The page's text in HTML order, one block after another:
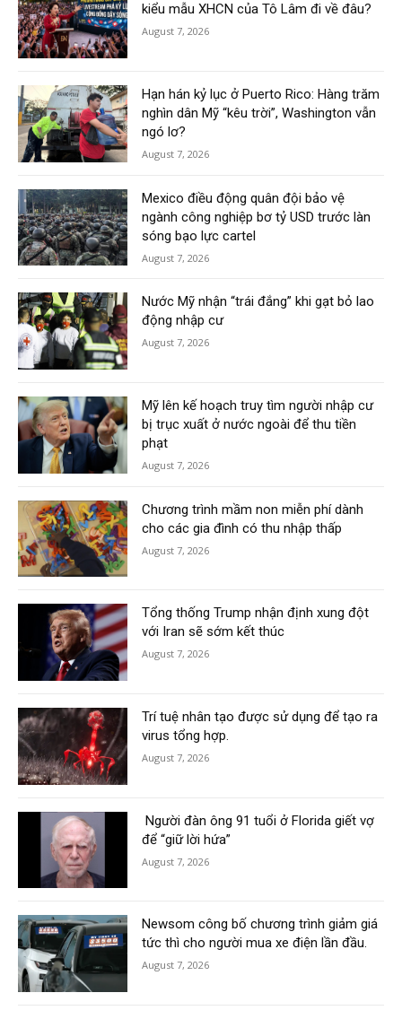
kiểu mẫu XHCN của Tô Lâm đi về đâu?
August 7, 2026
Hạn hán kỷ lục ở Puerto Rico: Hàng trăm
nghìn dân Mỹ “kêu trời”, Washington vẫn
ngó lơ?
August 7, 2026
Mexico điều động quân đội bảo vệ
ngành công nghiệp bơ tỷ USD trước làn
sóng bạo lực cartel
August 7, 2026
Nước Mỹ nhận “trái đắng” khi gạt bỏ lao
động nhập cư
August 7, 2026
Mỹ lên kế hoạch truy tìm người nhập cư
bị trục xuất ở nước ngoài để thu tiền
phạt
August 7, 2026
Chương trình mầm non miễn phí dành
cho các gia đình có thu nhập thấp
August 7, 2026
Tổng thống Trump nhận định xung đột
với Iran sẽ sớm kết thúc
August 7, 2026
Trí tuệ nhân tạo được sử dụng để tạo ra
virus tổng hợp.
August 7, 2026
Người đàn ông 91 tuổi ở Florida giết vợ
để “giữ lời hứa”
August 7, 2026
Newsom công bố chương trình giảm giá
tức thì cho người mua xe điện lần đầu.
August 7, 2026